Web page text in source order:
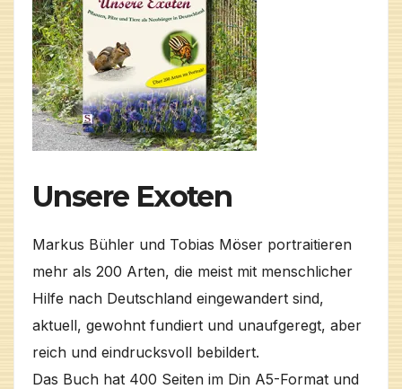
Unsere Exoten
Markus Bühler und Tobias Möser portraitieren
mehr als 200 Arten, die meist mit menschlicher
Hilfe nach Deutschland eingewandert sind,
aktuell, gewohnt fundiert und unaufgeregt, aber
reich und eindrucksvoll bebildert.
Das Buch hat 400 Seiten im Din A5-Format und